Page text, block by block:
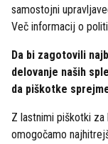
samostojni
Več informacij o
Da bi zagotovili
delovanje naših
da piškotke
Z lastnimi piškotki
omogočamo